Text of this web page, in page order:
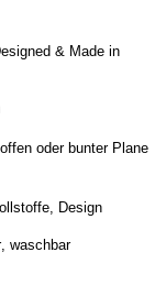
& Made in
oder bunter Plane
Design
, waschbar